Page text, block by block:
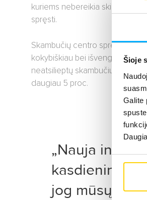
Šioje
Galite
kuriems nebereikia skirti
spręsti.
Skambučių centro sprendimas
kokybiškiau bei išvengti
neatsilieptų skambučių kiekis
daugiau 5 proc.
„Nauja
kasdieninių
jog mūsų